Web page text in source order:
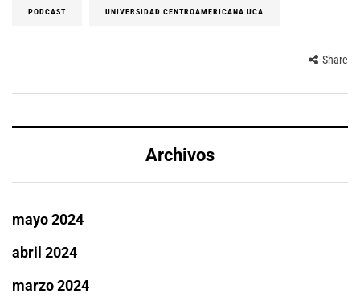
PODCAST UNIVERSIDAD CENTROAMERICANA UCA
Share
Archivos
mayo 2024
abril 2024
marzo 2024